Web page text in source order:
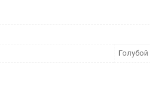
Голубой